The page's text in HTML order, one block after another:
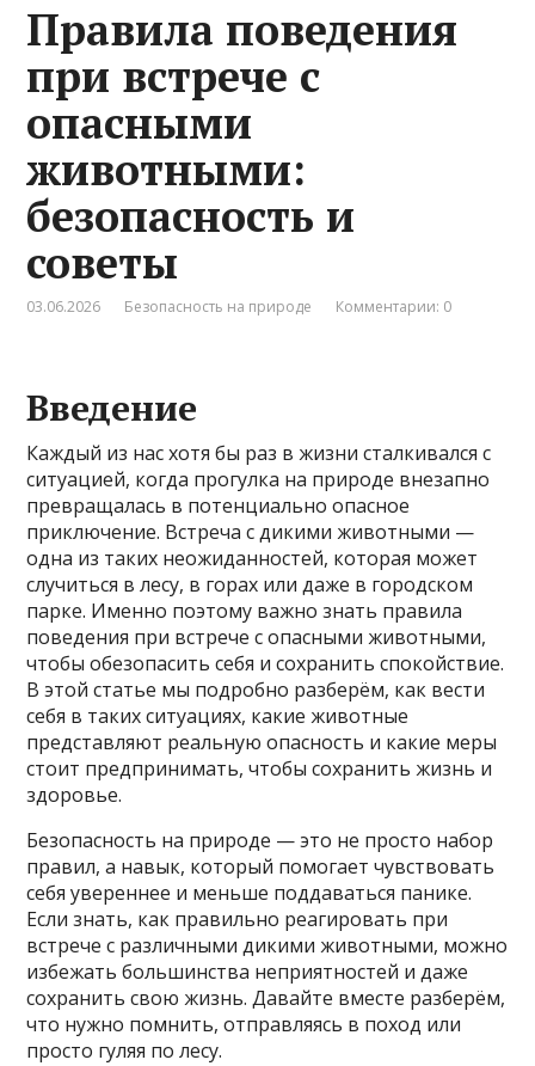
Правила поведения
при встрече с
опасными
животными:
безопасность и
советы
03.06.2026 Безопасность на природе Комментарии: 0
Введение
Каждый из нас хотя бы раз в жизни сталкивался с
ситуацией, когда прогулка на природе внезапно
превращалась в потенциально опасное
приключение. Встреча с дикими животными —
одна из таких неожиданностей, которая может
случиться в лесу, в горах или даже в городском
парке. Именно поэтому важно знать правила
поведения при встрече с опасными животными,
чтобы обезопасить себя и сохранить спокойствие.
В этой статье мы подробно разберём, как вести
себя в таких ситуациях, какие животные
представляют реальную опасность и какие меры
стоит предпринимать, чтобы сохранить жизнь и
здоровье.
Безопасность на природе — это не просто набор
правил, а навык, который помогает чувствовать
себя увереннее и меньше поддаваться панике.
Если знать, как правильно реагировать при
встрече с различными дикими животными, можно
избежать большинства неприятностей и даже
сохранить свою жизнь. Давайте вместе разберём,
что нужно помнить, отправляясь в поход или
просто гуляя по лесу.